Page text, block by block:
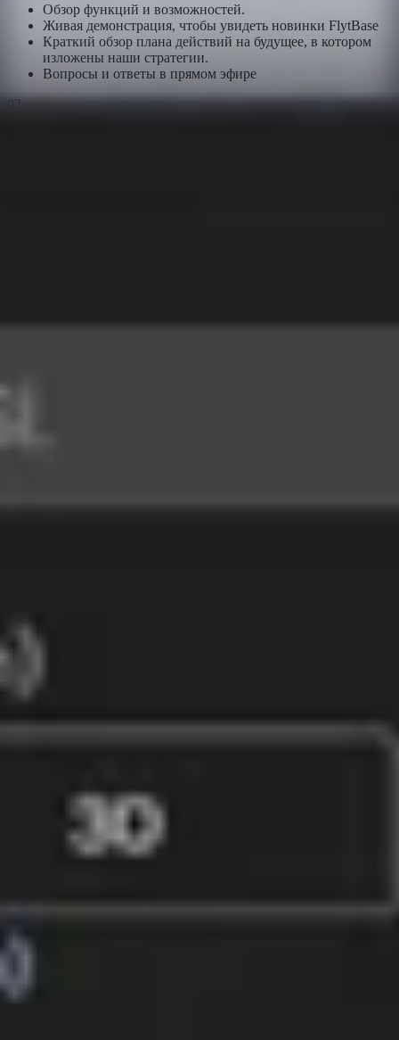
Обзор функций и возможностей.
Живая демонстрация, чтобы увидеть новинки FlytBase
Краткий обзор плана действий на будущее, в котором
изложены наши стратегии.
Вопросы и ответы в прямом эфире
02
FlytBase
Ежемесячные обзоры по автономному управлению дронами,
новым разработкам, успешным проектам с клиентами и
Платформа